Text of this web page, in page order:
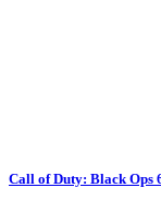
Call of Duty: Black Ops